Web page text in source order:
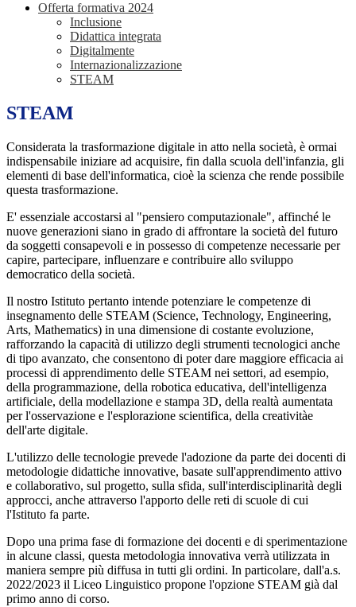
Offerta formativa 2024
Inclusione
Didattica integrata
Digitalmente
Internazionalizzazione
STEAM
STEAM
Considerata la trasformazione digitale in atto nella società, è ormai
indispensabile iniziare ad acquisire, fin dalla scuola dell'infanzia, gli
elementi di base dell'informatica, cioè la scienza che rende possibile
questa trasformazione.
E' essenziale accostarsi al "pensiero computazionale", affinché le
nuove generazioni siano in grado di affrontare la società del futuro
da soggetti consapevoli e in possesso di competenze necessarie per
capire, partecipare, influenzare e contribuire allo sviluppo
democratico della società.
Il nostro Istituto pertanto intende potenziare le competenze di
insegnamento delle STEAM (Science, Technology, Engineering,
Arts, Mathematics) in una dimensione di costante evoluzione,
rafforzando la capacità di utilizzo degli strumenti tecnologici anche
di tipo avanzato, che consentono di poter dare maggiore efficacia ai
processi di apprendimento delle STEAM nei settori, ad esempio,
della programmazione, della robotica educativa, dell'intelligenza
artificiale, della modellazione e stampa 3D, della realtà aumentata
per l'osservazione e l'esplorazione scientifica, della creativitàe
dell'arte digitale.
L'utilizzo delle tecnologie prevede l'adozione da parte dei docenti di
metodologie didattiche innovative, basate sull'apprendimento attivo
e collaborativo, sul progetto, sulla sfida, sull'interdisciplinarità degli
approcci, anche attraverso l'apporto delle reti di scuole di cui
l'Istituto fa parte.
Dopo una prima fase di formazione dei docenti e di sperimentazione
in alcune classi, questa metodologia innovativa verrà utilizzata in
maniera sempre più diffusa in tutti gli ordini. In particolare, dall'a.s.
2022/2023 il Liceo Linguistico propone l'opzione STEAM già dal
primo anno di corso.